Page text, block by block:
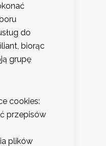
do
biorąc
grupę
cookies:
przepisów
plików